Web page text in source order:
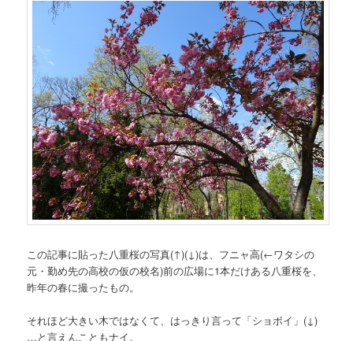
この記事に貼った八重桜の写真(↑)(↓)は、フニャ高(←ワタシの
元・勤め先の高校の仮の校名)前の広場に1本だけある八重桜を、
昨年の春に撮ったもの。
それほど大きい木ではなくて、はっきり言って「ショボイ」(↓)
…と言えんこともナイ。